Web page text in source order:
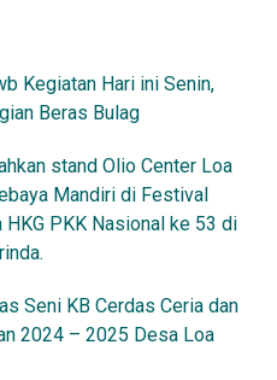
Kegiatan Hari ini Senin,
Beras Bulag
stand Olio Center Loa
Mandiri di Festival
HKG PKK Nasional ke 53 di
Seni KB Cerdas Ceria dan
2024 – 2025 Desa Loa